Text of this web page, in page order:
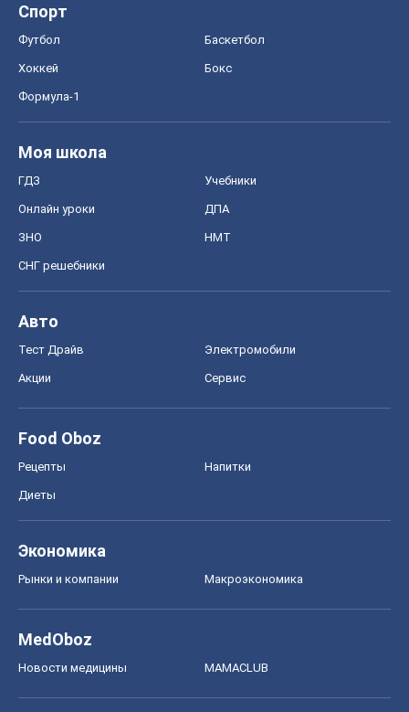
Спорт
Футбол Баскетбол
Хоккей Бокс
Формула-1
Моя школа
ГДЗ Учебники
Онлайн уроки ДПА
ЗНО НМТ
СНГ решебники
Авто
Тест Драйв Электромобили
Акции Сервис
Food Oboz
Рецепты Напитки
Диеты
Экономика
Рынки и компании Mакроэкономика
MedOboz
Новости медицины MAMACLUB